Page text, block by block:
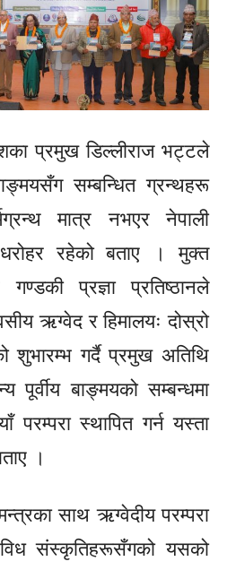
प्रमुख डिल्लीराज भट्टले
सम्बन्धितग्रन्थहरू
मात्र नभएर नेपाली
रहेको बताए । मुक्त
प्रज्ञा प्रतिष्ठानले
ऋग्वेद र हिमालयः दोस्रो
शुभारम्भ गर्दै प्रमुख अतिथि
पूर्वीयबाङ्मयकोसम्बन्धमा
स्थापित गर्न यस्ता
।
साथऋग्वेदीयपरम्परा
संस्कृतिहरूसँगकोयसको